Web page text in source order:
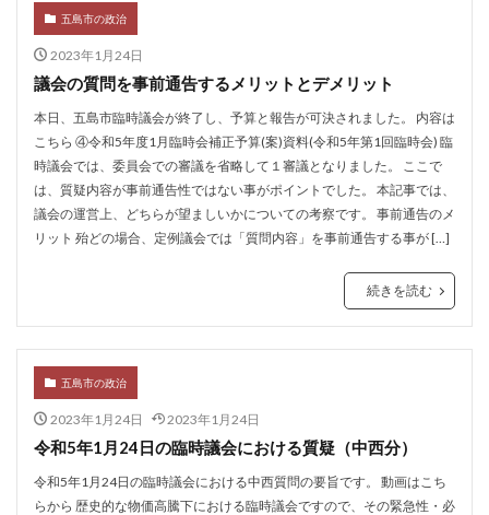
五島市の政治
2023年1月24日
議会の質問を事前通告するメリットとデメリット
本日、五島市臨時議会が終了し、予算と報告が可決されました。 内容は
こちら ④令和5年度1月臨時会補正予算(案)資料(令和5年第1回臨時会) 臨
時議会では、委員会での審議を省略して１審議となりました。 ここで
は、質疑内容が事前通告性ではない事がポイントでした。 本記事では、
議会の運営上、どちらが望ましいかについての考察です。 事前通告のメ
リット 殆どの場合、定例議会では「質問内容」を事前通告する事が […]
続きを読む
五島市の政治
2023年1月24日 2023年1月24日
令和5年1月24日の臨時議会における質疑（中西分）
令和5年1月24日の臨時議会における中西質問の要旨です。 動画はこち
らから 歴史的な物価高騰下における臨時議会ですので、その緊急性・必